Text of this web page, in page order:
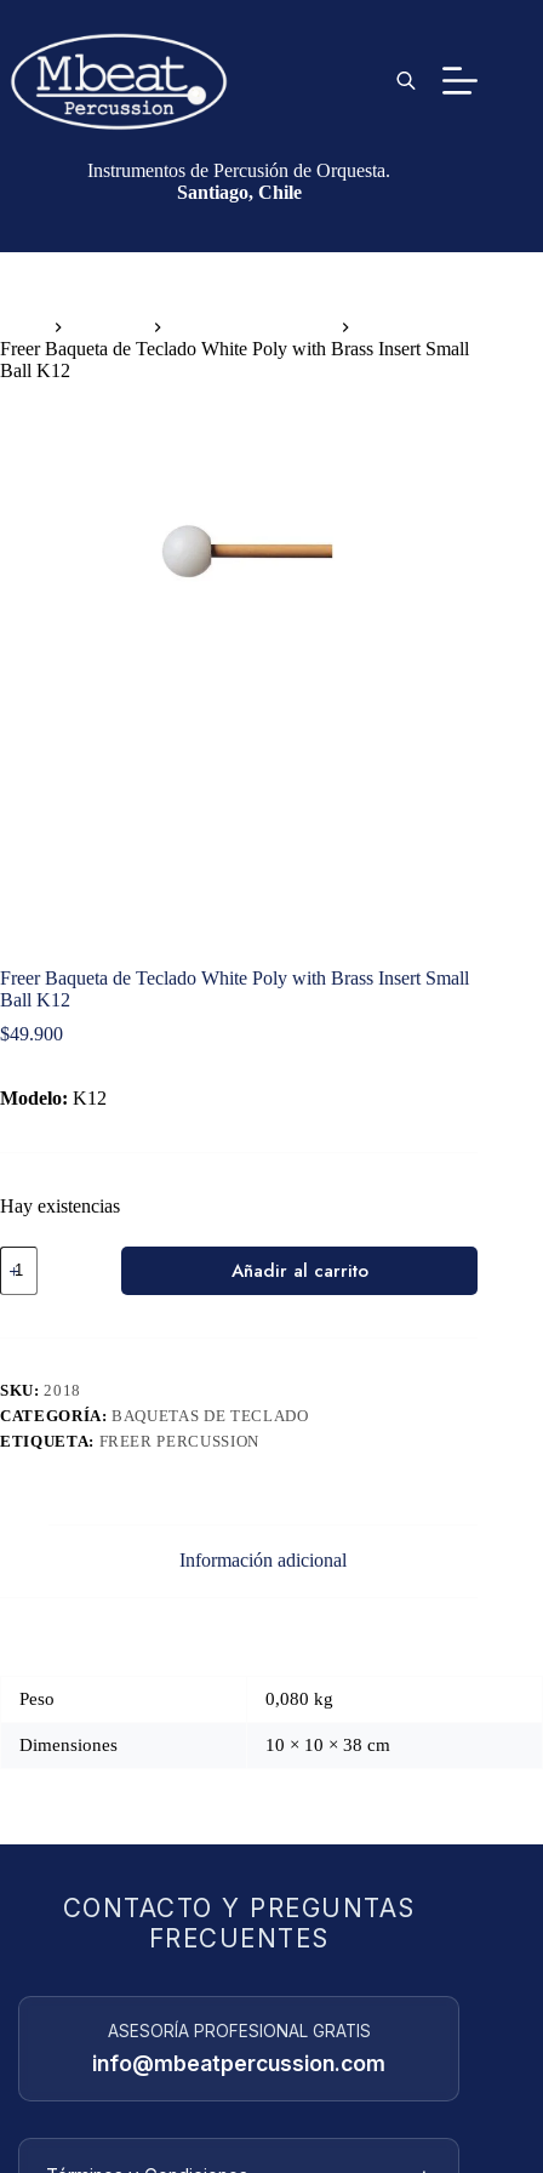
Instrumentos de Percusión de Orquesta.
Santiago, Chile
Freer Baqueta de Teclado White Poly with Brass Insert Small
Ball K12
Freer Baqueta de Teclado White Poly with Brass Insert Small
Ball K12
$49.900
Modelo: K12
Hay existencias
Añadir al carrito
SKU:2018
CATEGORÍA:BAQUETAS DE TECLADO
ETIQUETA: FREER PERCUSSION
Información adicional
Peso 0,080 kg
Dimensiones 10 × 10 × 38 cm
CONTACTO Y PREGUNTAS
FRECUENTES
ASESORÍA PROFESIONAL GRATIS
info@mbeatpercussion.com